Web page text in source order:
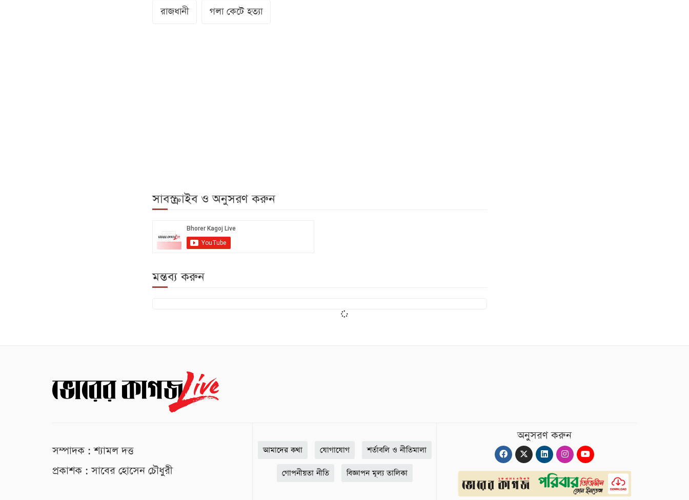
রাজধানী গলা কেটে হত্যা
সাবস্ক্রাইব ও অনুসরণ করুন
মন্তব্য করুন
সম্পাদক : শ্যামল দত্ত
প্রকাশক : সাবের হোসেন চৌধুরী
আমাদের কথা যোগাযোগ শর্তাবলি ও নীতিমালা
গোপনীয়তা নীতি বিজ্ঞাপন মূল্য তালিকা
অনুসরণ করুন